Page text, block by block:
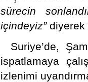
sürecin
içindeyiz”diyerek
Suriye’de,
ispatlamaya
izlenimi